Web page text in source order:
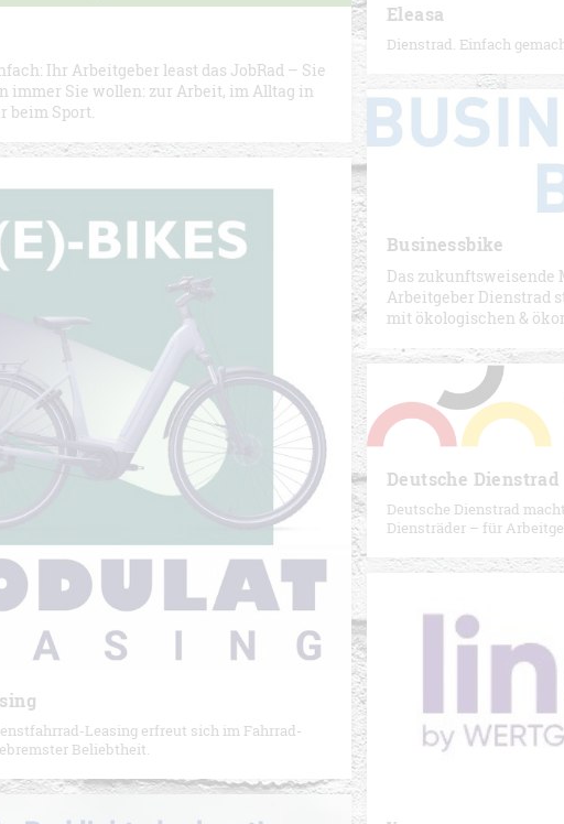
Ihr Arbeitgeber least das JobRad – Sie
immer Sie wollen: zur Arbeit, im Alltag in
beim Sport.
Leasing erfreut sich im Fahrrad-
Beliebtheit.
Eleasa
Dienstrad. Einfach
Businessbike
Das
Arbeitgeber Dienstrad
mit ökologischen &
Deutsche Dienstrad
Deutsche Dienstrad
Diensträder – für